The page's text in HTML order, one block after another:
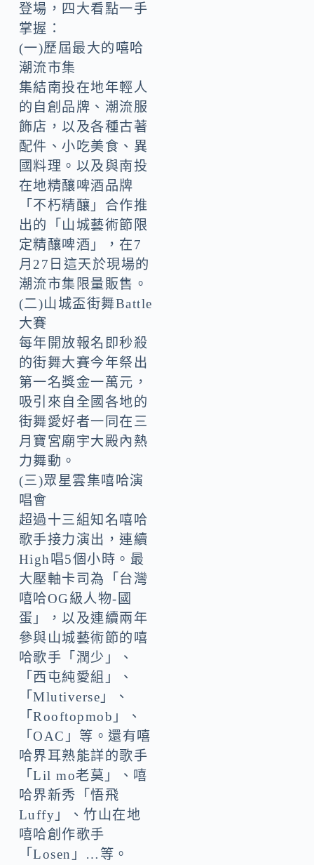
登場，四大看點一手
掌握：
(一)歷屆最大的嘻哈
潮流市集
集結南投在地年輕人
的自創品牌、潮流服
飾店，以及各種古著
配件、小吃美食、異
國料理。以及與南投
在地精釀啤酒品牌
「不朽精釀」合作推
出的「山城藝術節限
定精釀啤酒」，在7
月27日這天於現場的
潮流市集限量販售。
(二)山城盃街舞Battle
大賽
每年開放報名即秒殺
的街舞大賽今年祭出
第一名獎金一萬元，
吸引來自全國各地的
街舞愛好者一同在三
月寶宮廟宇大殿內熱
力舞動。
(三)眾星雲集嘻哈演
唱會
超過十三組知名嘻哈
歌手接力演出，連續
High唱5個小時。最
大壓軸卡司為「台灣
嘻哈OG級人物-國
蛋」，以及連續兩年
參與山城藝術節的嘻
哈歌手「潤少」、
「西屯純愛組」、
「Mlutiverse」、
「Rooftopmob」、
「OAC」等。還有嘻
哈界耳熟能詳的歌手
「Lil mo老莫」、嘻
哈界新秀「悟飛
Luffy」、竹山在地
嘻哈創作歌手
「Losen」…等。